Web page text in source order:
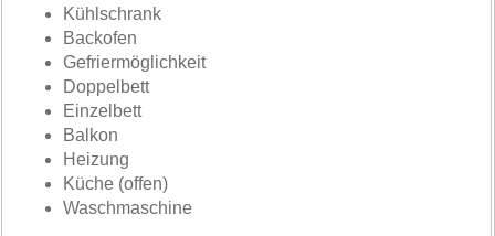
Kühlschrank
Backofen
Gefriermöglichkeit
Doppelbett
Einzelbett
Balkon
Heizung
Küche (offen)
Waschmaschine